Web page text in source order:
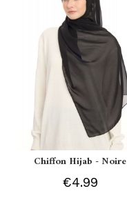
Chiffon Hijab - Noire
€4.99